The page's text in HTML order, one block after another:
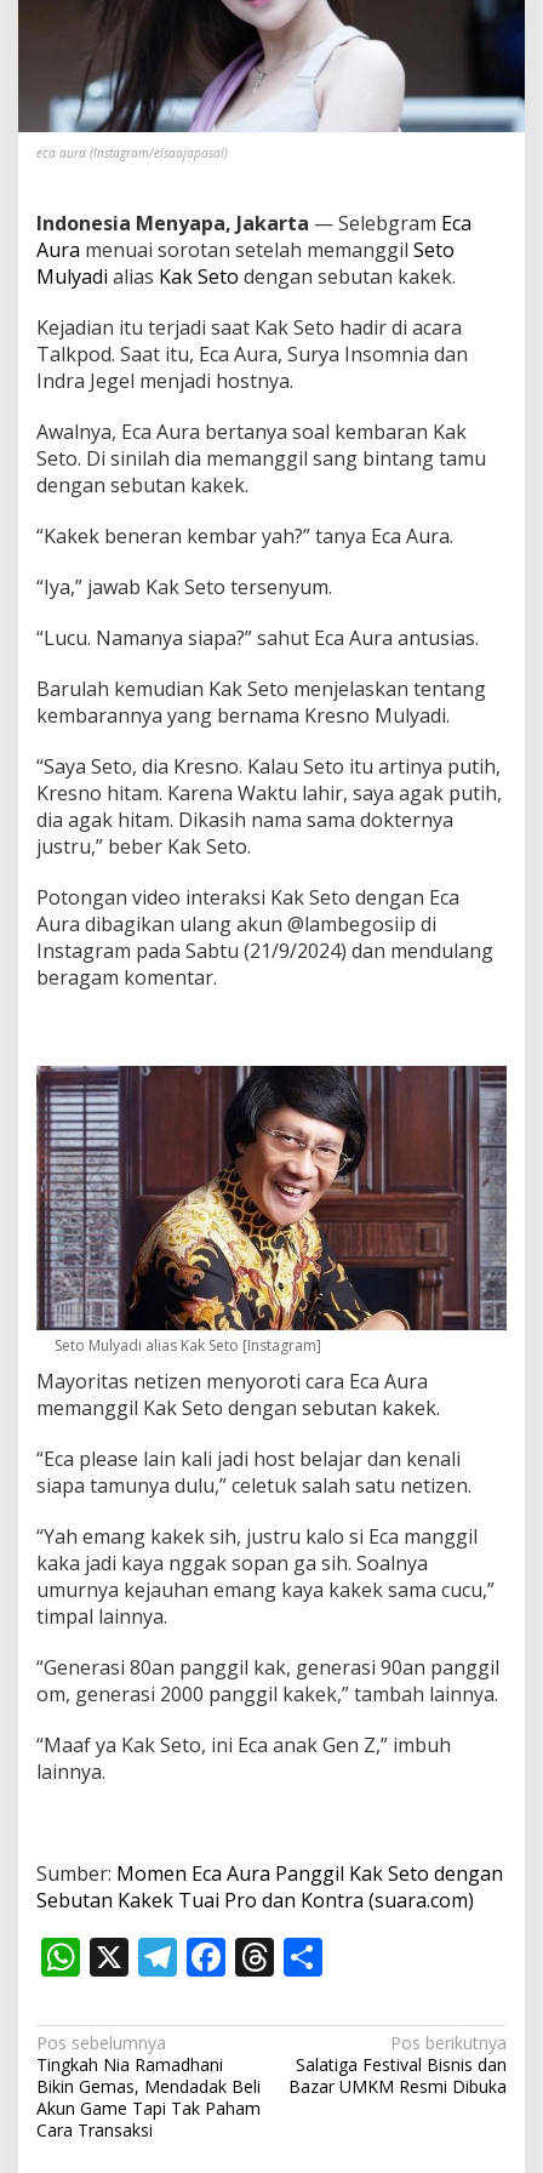
i
l
K
a
k
S
e
e
n
a
S
e
b
a
n
K
k
e
T
a
P
r
o
a
n
K
o
n
r
a
eca aura (Instagram/elsaajapasal)
Indonesia Menyapa, Jakarta — Selebgram Eca
Aura menuai sorotan setelah memanggil Seto
Mulyadi alias Kak Seto dengan sebutan kakek.
Kejadian itu terjadi saat Kak Seto hadir di acara
Talkpod. Saat itu, Eca Aura, Surya Insomnia dan
Indra Jegel menjadi hostnya.
Awalnya, Eca Aura bertanya soal kembaran Kak
Seto. Di sinilah dia memanggil sang bintang tamu
dengan sebutan kakek.
“Kakek beneran kembar yah?” tanya Eca Aura.
“Iya,” jawab Kak Seto tersenyum.
“Lucu. Namanya siapa?” sahut Eca Aura antusias.
Barulah kemudian Kak Seto menjelaskan tentang
kembarannya yang bernama Kresno Mulyadi.
“Saya Seto, dia Kresno. Kalau Seto itu artinya putih,
Kresno hitam. Karena Waktu lahir, saya agak putih,
dia agak hitam. Dikasih nama sama dokternya
justru,” beber Kak Seto.
Potongan video interaksi Kak Seto dengan Eca
Aura dibagikan ulang akun @lambegosiip di
Instagram pada Sabtu (21/9/2024) dan mendulang
beragam komentar.
Seto Mulyadi alias Kak Seto [Instagram]
Mayoritas netizen menyoroti cara Eca Aura
memanggil Kak Seto dengan sebutan kakek.
“Eca please lain kali jadi host belajar dan kenali
siapa tamunya dulu,” celetuk salah satu netizen.
“Yah emang kakek sih, justru kalo si Eca manggil
kaka jadi kaya nggak sopan ga sih. Soalnya
umurnya kejauhan emang kaya kakek sama cucu,”
timpal lainnya.
“Generasi 80an panggil kak, generasi 90an panggil
om, generasi 2000 panggil kakek,” tambah lainnya.
“Maaf ya Kak Seto, ini Eca anak Gen Z,” imbuh
lainnya.
Sumber: Momen Eca Aura Panggil Kak Seto dengan
Sebutan Kakek Tuai Pro dan Kontra (suara.com)
W
at
s
A
p
X T
e
gr
a
F
e
b
o
T
re
a
ar
e
N
a
v
i
Pos sebelumnya
Tingkah Nia Ramadhani
Bikin Gemas, Mendadak Beli
Akun Game Tapi Tak Paham
Cara Transaksi
Pos berikutnya
Salatiga Festival Bisnis dan
Bazar UMKM Resmi Dibuka